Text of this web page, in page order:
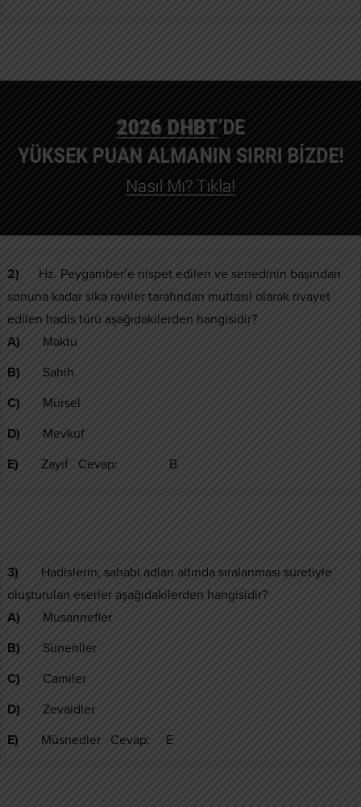
2) Hz. Peygamber’e nispet edilen ve senedinin başından
sonuna kadar sika raviler tarafından muttasıl olarak rivayet
edilen hadis türü aşağıdakilerden hangisidir?
A)
Maktu
B)
Sahih
C)
Mürsel
D)
Mevkuf
E)
Zayıf Cevap: B
3) Hadislerin, sahabi adları altında sıralanması suretiyle
oluşturulan eserler aşağıdakilerden hangisidir?
A)
Musannefler
B)
Sünenller
C)
Camiler
D)
Zevaidler
E)
Müsnedler Cevap: E